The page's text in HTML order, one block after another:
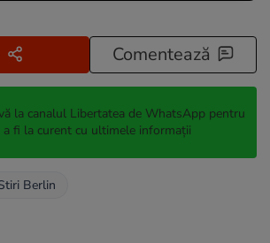
Comentează
la canalul Libertatea de WhatsApp pentru
a fi la curent cu ultimele informații
Berlin